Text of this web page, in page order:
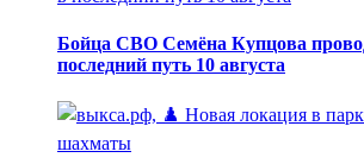
Бойца СВО Семёна Купцова
последний путь 10 августа